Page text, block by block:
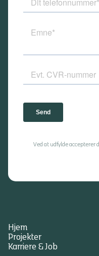
Ved at udfylde accepterer
Hjem
Projekter
Karriere & Job